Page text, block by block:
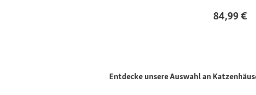
84,99 €
Entdecke unsere Auswahl an